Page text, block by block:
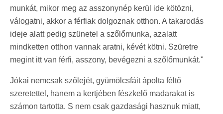
munkát, mikor meg az asszonynép kerül ide kötözni,
válogatni, akkor a férfiak dolgoznak otthon. A takarodás
ideje alatt pedig szünetel a szőlőmunka, azalatt
mindketten otthon vannak aratni, kévét kötni. Szüretre
megint itt van férfi, asszony, bevégezni a szőlőmunkát."
Jókai nemcsak szőlejét, gyümölcsfáit ápolta féltő
szeretettel, hanem a kertjében fészkelő madarakat is
számon tartotta. S nem csak gazdasági hasznuk miatt,